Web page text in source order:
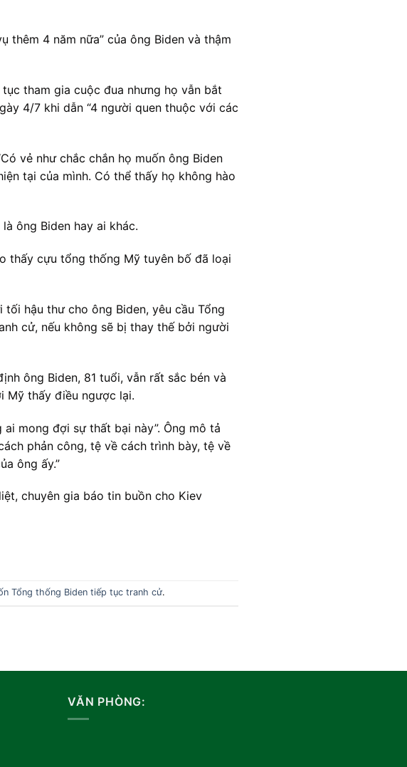
thêm 4 năm nữa” của ông Biden và thậm
tham gia cuộc đua nhưng họ vẫn bắt
4/7 khi dẫn “4 người quen thuộc với các
vẻ như chắc chắn họ muốn ông Biden
tại của mình. Có thể thấy họ không hào
ông Biden hay ai khác.
thấy cựu tổng thống Mỹ tuyên bố đã loại
hậu thư cho ông Biden, yêu cầu Tổng
cử, nếu không sẽ bị thay thế bởi người
ông Biden, 81 tuổi, vẫn rất sắc bén và
Mỹ thấy điều ngược lại.
mong đợi sự thất bại này”. Ông mô tả
phản công, tệ về cách trình bày, tệ về
ông ấy.”
chuyên gia báo tin buồn cho Kiev
Tổng thống Biden tiếp tục tranh cử.
VĂN PHÒNG: